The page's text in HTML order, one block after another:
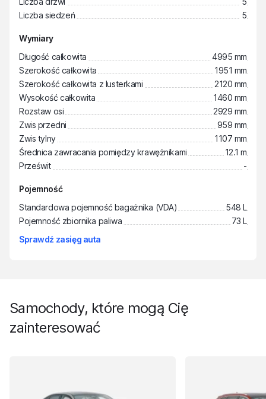
Liczba siedzeń
5
Wymiary
Długość całkowita
4995 mm
Szerokość całkowita
1951 mm
Szerokość całkowita z lusterkami
2120 mm
Wysokość całkowita
1460 mm
Rozstaw osi
2929 mm
Zwis przedni
959 mm
Zwis tylny
1107 mm
Średnica zawracania pomiędzy krawężnikami
12.1 m
Prześwit
-
Pojemność
Standardowa pojemność bagażnika (VDA)
548 L
Pojemność zbiornika paliwa
73 L
Sprawdź zasięg auta
Samochody, które mogą Cię
zainteresować